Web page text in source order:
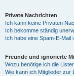
Private Nachrichten
Ich kann keine Privaten
Ich bekomme ständig
Ich habe eine Spam-E-Mail
Freunde und ignorierte
Wozu benötige ich die
Wie kann ich Mitglieder zur